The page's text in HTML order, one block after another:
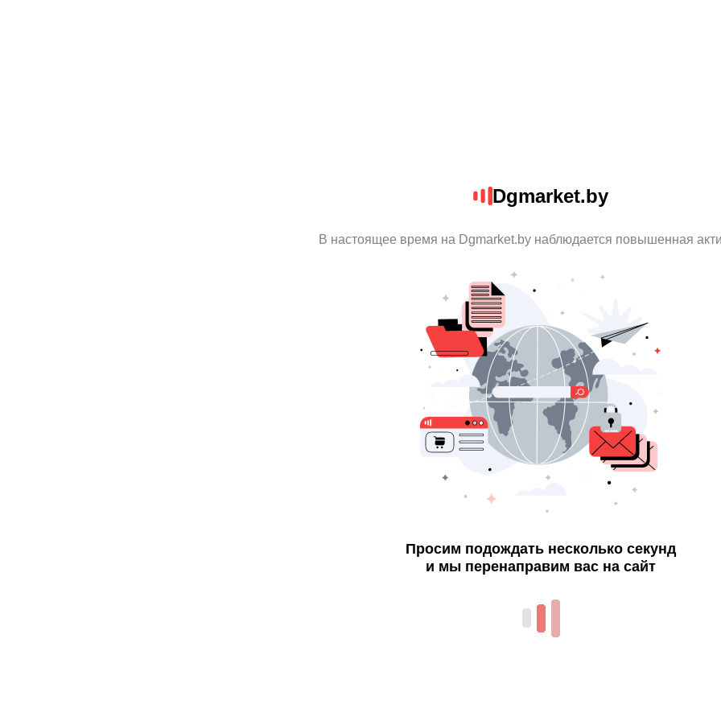
Dgmarket.by
В настоящее время на Dgmarket.by наблюдается повышенная
Просим подождать несколько секунд
и мы перенаправим вас на сайт